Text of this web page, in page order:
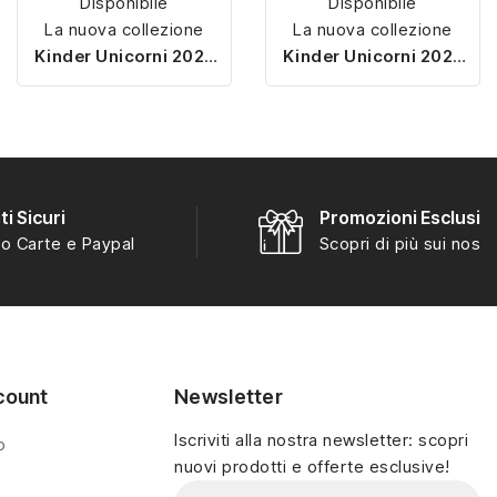
La nuova collezione
Kinder Unicorni 2025
porta la magia negli
unicorno colorato e
collezionare e giocare.
Con oltre 10 modelli
singoli e multipack.
La nuova collezione
Kinder Unicorni 2025
porta la magia negli
unicorno colorato e
collezionare e giocare.
Con oltre 10 modelli
Sicuri
Carte e Paypal
Promozioni
Scopri di più sui
Newsletter
Iscriviti alla nostra newsletter: scopri
nuovi prodotti e offerte esclusive!